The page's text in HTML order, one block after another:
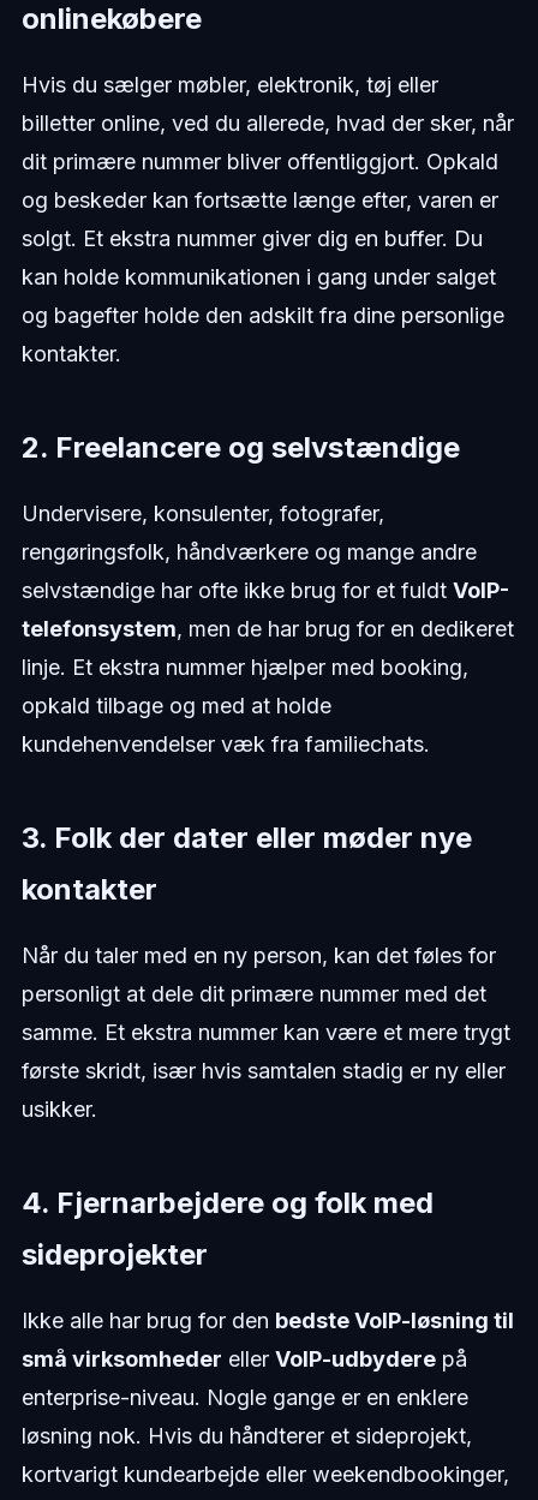
onlinekøbere
Hvis du sælger møbler, elektronik, tøj eller
billetter online, ved du allerede, hvad der sker, når
dit primære nummer bliver offentliggjort. Opkald
og beskeder kan fortsætte længe efter, varen er
solgt. Et ekstra nummer giver dig en buffer. Du
kan holde kommunikationen i gang under salget
og bagefter holde den adskilt fra dine personlige
kontakter.
2. Freelancere og selvstændige
Undervisere, konsulenter, fotografer,
rengøringsfolk, håndværkere og mange andre
selvstændige har ofte ikke brug for et fuldt VoIP-
telefonsystem, men de har brug for en dedikeret
linje. Et ekstra nummer hjælper med booking,
opkald tilbage og med at holde
kundehenvendelser væk fra familiechats.
3. Folk der dater eller møder nye
kontakter
Når du taler med en ny person, kan det føles for
personligt at dele dit primære nummer med det
samme. Et ekstra nummer kan være et mere trygt
første skridt, især hvis samtalen stadig er ny eller
usikker.
4. Fjernarbejdere og folk med
sideprojekter
Ikke alle har brug for den bedste VoIP-løsning til
små virksomheder eller VoIP-udbyderepå
enterprise-niveau. Nogle gange er en enklere
løsning nok. Hvis du håndterer et sideprojekt,
kortvarigt kundearbejde eller weekendbookinger,